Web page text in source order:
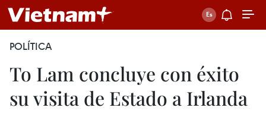
POLÍTICA
To Lam concluye con éxito
su visita de Estado a Irlanda